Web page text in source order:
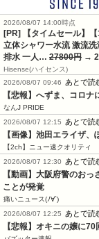
2026/08/07 14:00時点
[PR] 【タイムセール】
立体シャワー水流 激流
排水 一人… 27800円 →
Hisense(ハイセンス)
2026/08/07 09:46
あとで読
【悲報】へずま、コロナ
なんJ PRIDE
2026/08/07 12:15
あとで読
【画像】池田エライザ、
【2ch】ニュー速クオリティ
2026/08/07 12:30
あとで読
【動画】大阪府警のお
ことが発覚
痛いニュース(ﾉ∀`)
2026/08/07 12:25
あとで読
【悲報】オキニの嬢に